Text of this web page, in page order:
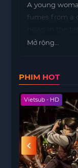
A young
fumes from a
about the
Mở rộng...
PHIM HOT
Vietsub - HD